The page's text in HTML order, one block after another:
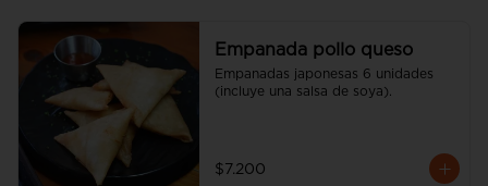
Empanada pollo queso
Empanadas japonesas 6 unidades
(incluye una salsa de soya).
$7.200